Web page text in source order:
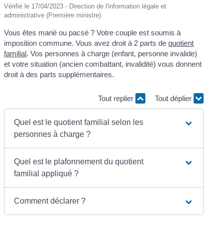
Vérifié le 17/04/2023 - Direction de l'information légale et
administrative (Première ministre)
Vous êtes marié ou pacsé ? Votre couple est soumis à
imposition commune. Vous avez droit à 2 parts dequotient
familial. Vos personnes à charge (enfant, personne invalide)
et votre situation (ancien combattant, invalidité) vous donnent
droit à des parts supplémentaires.
Tout replier Tout déplier
Quel est le quotient familial selon les
personnes à charge ?
Quel est le plafonnement du quotient
familial appliqué ?
Comment déclarer ?